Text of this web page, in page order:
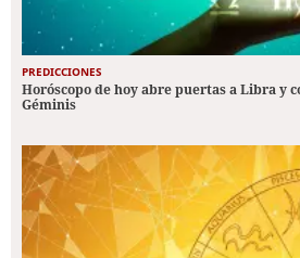
PREDICCIONES
Horóscopo de hoy abre puertas a Libra y
Géminis